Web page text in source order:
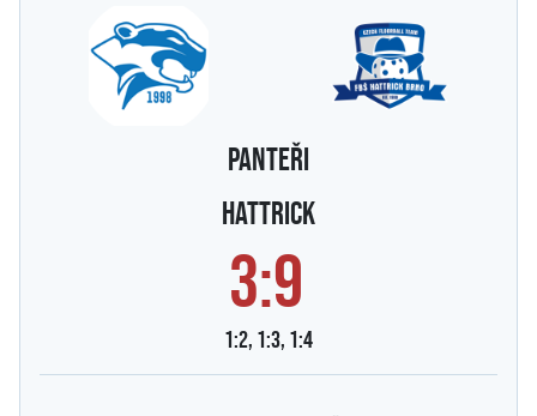
PANTEŘI
Hattrick
3:9
1:2, 1:3, 1:4